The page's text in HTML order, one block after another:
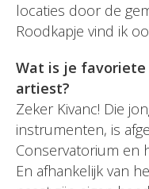
locaties door de
Roodkapje vind ik
Wat is je
artiest?
Zeker Kivanc! Die
instrumenten, is
Conservatorium en
En afhankelijk van